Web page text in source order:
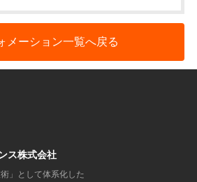
メーション一覧へ戻る
ス株式会社
」として体系化した